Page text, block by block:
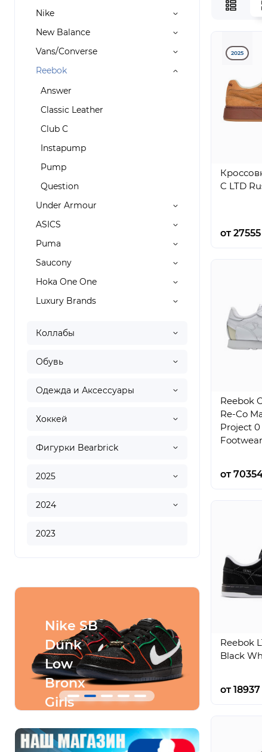
Nike
New Balance
Vans/Converse
Reebok
Answer
Classic Leather
Club C
Instapump
Pump
Question
Under Armour
ASICS
Puma
Saucony
Hoka One One
Luxury Brands
Коллабы
Обувь
Одежда и Аксессуары
Хоккей
Фигурки Bearbrick
2025
2024
2023
Nike SB
Dunk
Low
Bronx
Girls
SHAI
001
Ares
2025
C LTD
от
Reebok
Re-Co
Project
от
Reebok
Black
от